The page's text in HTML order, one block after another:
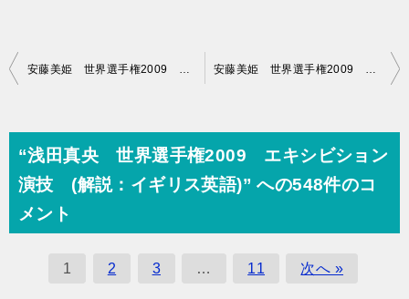
投
ビ
ゲ
ー
“浅田真央 世界選手権2009 エキシビション
演技 (解説：イギリス英語)” への548件のコ
メント
1 2 3 … 11 次へ »